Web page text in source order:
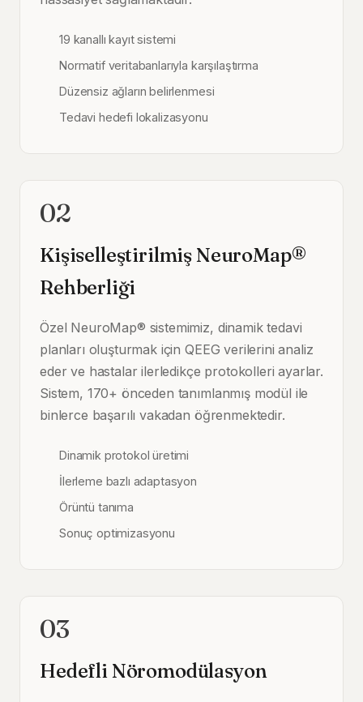
19 kanallı kayıt sistemi
Normatif veritabanlarıyla karşılaştırma
Düzensiz ağların belirlenmesi
Tedavi hedefi lokalizasyonu
02
Kişiselleştirilmiş NeuroMap®
Rehberliği
Özel NeuroMap® sistemimiz, dinamik tedavi
planları oluşturmak için QEEG verilerini analiz
eder ve hastalar ilerledikçe protokolleri ayarlar.
Sistem, 170+ önceden tanımlanmış modül ile
binlerce başarılı vakadan öğrenmektedir.
Dinamik protokol üretimi
İlerleme bazlı adaptasyon
Örüntü tanıma
Sonuç optimizasyonu
03
Hedefli Nöromodülasyon